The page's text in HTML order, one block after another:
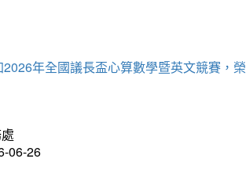
年全國議長盃心算數學暨英文競賽，
06-26